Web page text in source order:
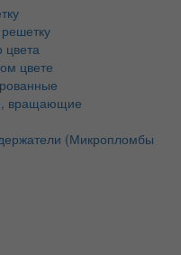
цвета
цвете
вращающие
(Микропломбы